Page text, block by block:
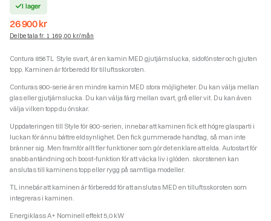
I lager
26 900kr
Delbetala fr. 1 169,00 kr/mån
Contura 856TL Style svart, är en kamin MED gjutjärnslucka, sidofönster och gjuten
topp. Kaminen är förberedd för tilluftsskorsten.
Conturas 800-serie är en mindre kamin MED stora möjligheter. Du kan välja mellan
glas eller gjutjärnslucka. Du kan välja färg mellan svart, grå eller vit. Du kan även
välja vilken topp du önskar.
Uppdateringen till Style för 800-serien, innebar att kaminen fick ett högre glasparti i
luckan för ännu bättre eldsynlighet. Den fick gummerade handtag, så man inte
bränner sig. Men framför allt fler funktioner som gör det enklare att elda. Autostart för
snabb antändning och boost-funktion för att väcka liv i glöden. skorstenen kan
anslutas till kaminens topp eller rygg på samtliga modeller.
TL innebär att kaminen är förberedd för att anslutas MED en tilluftsskorsten som
integreras i kaminen.
Energiklass A+ Nominell effekt 5,0 kW